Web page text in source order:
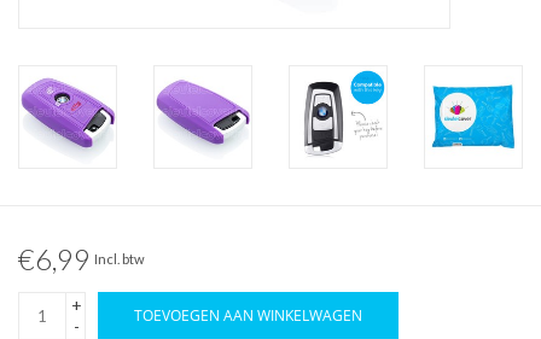
€6,99 Incl. btw
+
-
TOEVOEGEN AAN WINKELWAGEN